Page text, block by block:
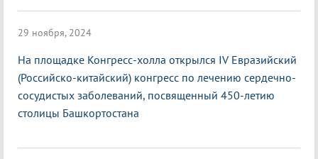
29 ноября, 2024
На площадке Конгресс-холла открылся IV Евразийский
(Российско-китайский) конгресс по лечению сердечно-
сосудистых заболеваний, посвященный 450-летию
столицы Башкортостана